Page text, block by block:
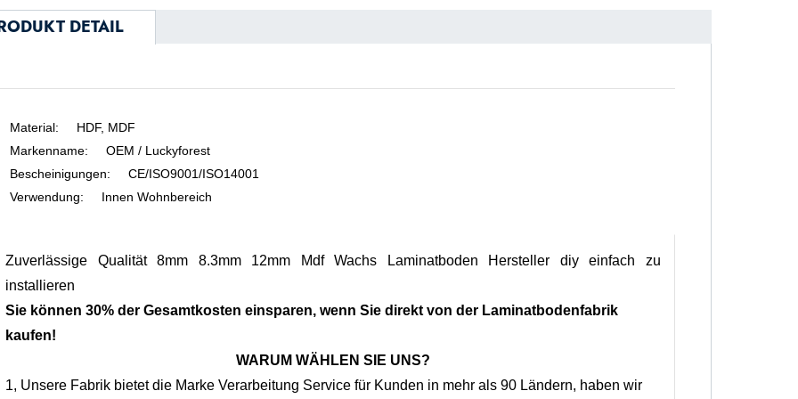
DETAIL
Material:
HDF, MDF
Markenname:
OEM / Luckyforest
Bescheinigungen:
CE/ISO9001/ISO14001
Verwendung: Innen Wohnbereich
Zuverlässige Qualität 8mm 8.3mm 12mm Mdf Wachs Laminatboden Hersteller diy einfach zu
installieren
Sie können 30% der Gesamtkosten einsparen, wenn Sie direkt von der Laminatbodenfabrik
kaufen!
WARUM WÄHLEN SIE UNS?
1, Unsere Fabrik bietet die Marke Verarbeitung Service für Kunden in mehr als 90 Ländern, haben wir